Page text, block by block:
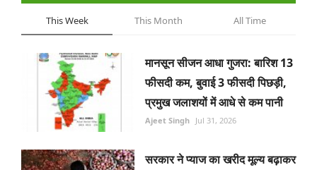
This Week This Month All Time
मानसून सीजन आधा गुजरा: बारिश 13
फीसदी कम, बुवाई 3 फीसदी पिछड़ी,
प्रमुख जलाशयों में आधे से कम पानी
Ajeet Singh Jul 31, 2026
सरकार ने प्याज का खरीद मूल्य बढ़ाकर